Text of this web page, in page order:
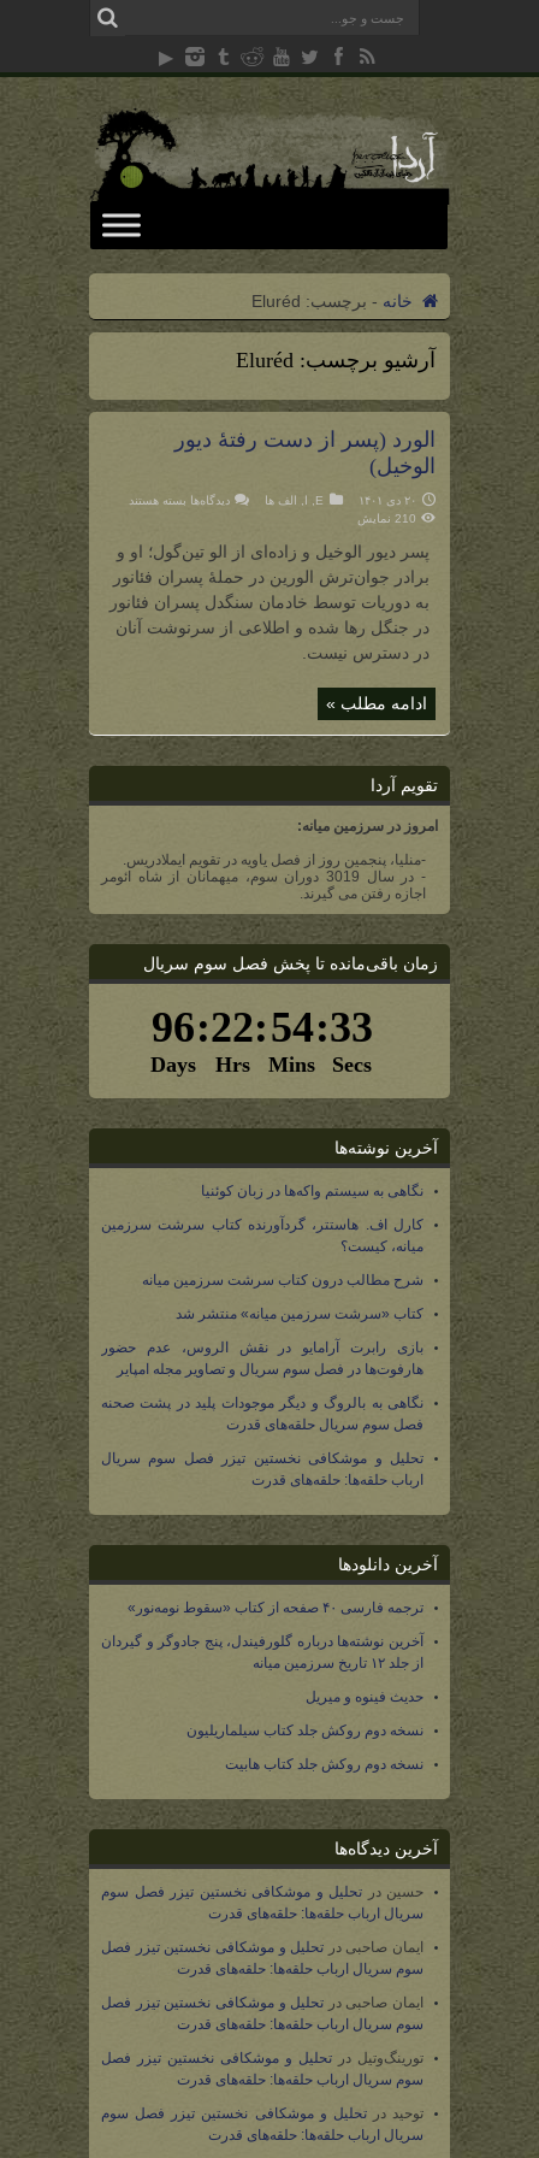
خانه - برچسب: Eluréd
آرشیو برچسب: Eluréd
الورد (پسر از دست رفتۀ دیور
الوخیل)
۲۰ دی ۱۴۰۱ E ا الف ها دیدگاه‌ها برای
دست
رفتۀ
دیور
الوخیل)
بسته هستند
210 نمایش
پسر دیور الوخیل و زاده‌ای از الو تین‌گول؛ او و
برادر جوان‌ترش الورین در حملۀ پسران فئانور
به دوریات توسط خادمان سنگدل پسران فئانور
در جنگل رها شده و اطلاعی از سرنوشت آنان
در دسترس نیست.
ادامه مطلب »
تقویم آردا
امروز در سرزمین میانه:
-منلیا، پنجمین روز از فصل یاویه در تقویم ایملادریس.
- در سال 3019 دوران سوم، میهمانان از شاه ائومر
اجازه رفتن می گیرند.
زمان باقی‌مانده تا پخش فصل سوم سریال
آخرین نوشته‌ها
نگاهی به سیستم واکه‌ها در زبان کوئنیا
کارل اف. هاستتر، گردآورنده کتاب سرشت سرزمین
میانه، کیست؟
شرح مطالب درون کتاب سرشت سرزمین میانه
کتاب «سرشت سرزمین میانه» منتشر شد
بازی رابرت آرامایو در نقش الروس، عدم حضور
هارفوت‌ها در فصل سوم سریال و تصاویر مجله امپایر
نگاهی به بالروگ و دیگر موجودات پلید در پشت صحنه
فصل سوم سریال حلقه‌های قدرت
تحلیل و موشکافی نخستین تیزر فصل سوم سریال
ارباب حلقه‌ها: حلقه‌های قدرت
آخرین دانلودها
ترجمه فارسی ۴۰ صفحه از کتاب «سقوط نومه‌نور»
آخرین نوشته‌ها درباره گلورفیندل، پنج جادوگر و گیردان
از جلد ۱۲ تاریخ سرزمین میانه
حدیث فینوه و میریل
نسخه دوم روکش جلد کتاب سیلماریلیون
نسخه دوم روکش جلد کتاب هابیت
آخرین دیدگاه‌ها
حسین در تحلیل و موشکافی نخستین تیزر فصل سوم
سریال ارباب حلقه‌ها: حلقه‌های قدرت
ایمان صاحبی در تحلیل و موشکافی نخستین تیزر فصل
سوم سریال ارباب حلقه‌ها: حلقه‌های قدرت
ایمان صاحبی در تحلیل و موشکافی نخستین تیزر فصل
سوم سریال ارباب حلقه‌ها: حلقه‌های قدرت
تورینگ‌وتیل در تحلیل و موشکافی نخستین تیزر فصل
سوم سریال ارباب حلقه‌ها: حلقه‌های قدرت
توحید درتحلیل و موشکافی نخستین تیزر فصل سوم
سریال ارباب حلقه‌ها: حلقه‌های قدرت